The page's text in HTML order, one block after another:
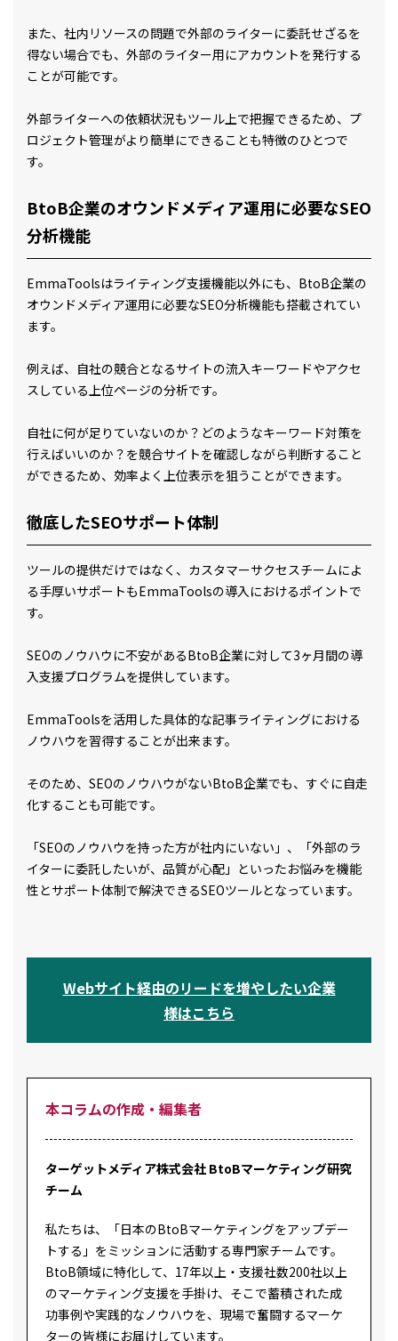
また、社内リソースの問題で外部のライターに委託せざるを
得ない場合でも、外部のライター用にアカウントを発行する
ことが可能です。
外部ライターへの依頼状況もツール上で把握できるため、プ
ロジェクト管理がより簡単にできることも特徴のひとつで
す。
BtoB企業のオウンドメディア運用に必要なSEO
分析機能
EmmaToolsはライティング支援機能以外にも、BtoB企業の
オウンドメディア運用に必要なSEO分析機能も搭載されてい
ます。
例えば、自社の競合となるサイトの流入キーワードやアクセ
スしている上位ページの分析です。
自社に何が足りていないのか？どのようなキーワード対策を
行えばいいのか？を競合サイトを確認しながら判断すること
ができるため、効率よく上位表示を狙うことができます。
徹底したSEOサポート体制
ツールの提供だけではなく、カスタマーサクセスチームによ
る手厚いサポートもEmmaToolsの導入におけるポイントで
す。
SEOのノウハウに不安があるBtoB企業に対して3ヶ月間の導
入支援プログラムを提供しています。
EmmaToolsを活用した具体的な記事ライティングにおける
ノウハウを習得することが出来ます。
そのため、SEOのノウハウがないBtoB企業でも、すぐに自走
化することも可能です。
「SEOのノウハウを持った方が社内にいない」、「外部のラ
イターに委託したいが、品質が心配」といったお悩みを機能
性とサポート体制で解決できるSEOツールとなっています。
Webサイト経由のリードを増やしたい企業
様はこちら
本コラムの作成・編集者
ターゲットメディア株式会社 BtoBマーケティング研究
チーム
私たちは、「日本のBtoBマーケティングをアップデー
トする」をミッションに活動する専門家チームです。
BtoB領域に特化して、17年以上・支援社数200社以上
のマーケティング支援を手掛け、そこで蓄積された成
功事例や実践的なノウハウを、現場で奮闘するマーケ
ターの皆様にお届けしています。